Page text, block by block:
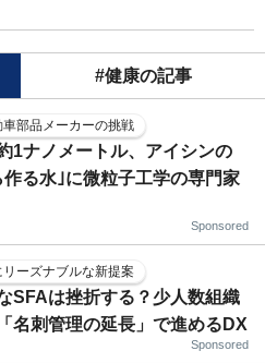
#健康の記事
部品メーカーの挑戦
1ナノメートル、アイシンの
作る水｣に微粒子工学の専門家
Sponsored
ーズナブルな新提案
SFAは挫折する？少人数組織
名刺管理の延長」で進めるDX
Sponsored